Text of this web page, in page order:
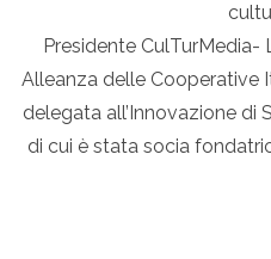
Presidente CulTurMedia-
Alleanza delle Cooperative
delegata all’Innovazione di
di cui è stata socia